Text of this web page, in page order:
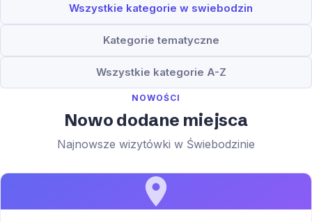
Wszystkie kategorie w swiebodzin
Kategorie tematyczne
Wszystkie kategorie A-Z
NOWOŚCI
Nowo dodane miejsca
Najnowsze wizytówki w Świebodzinie